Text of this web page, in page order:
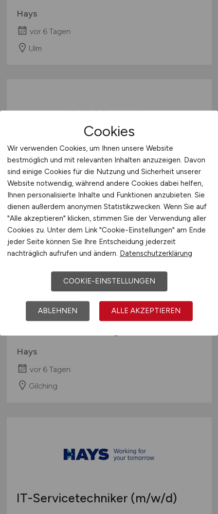
Hays
vor 6 Tagen
Ulm
IT-Teamleiter(m/w/d)
Hays
vor 6 Tagen
Aachen
Hays
vor 6 Tagen
Gilching
IT-Servicetechniker (m/w/d)
Cookies
Wir verwenden Cookies, um Ihnen unsere Website
bestmöglich und mit relevanten Inhalten anzuzeigen. Davon
sind einige Cookies für die Nutzung und Sicherheit unserer
Website notwendig, während andere Cookies dabei helfen,
Ihnen personalisierte Inhalte und Funktionen anzubieten. Sie
dienen außerdem anonymen Statistikzwecken. Wenn Sie auf
"Alle akzeptieren" klicken, stimmen Sie der Verwendung aller
Cookies zu. Unter dem Link "Cookie-Einstellungen" am Ende
jeder Seite können Sie Ihre Entscheidung jederzeit
nachträglich aufrufen und ändern. Datenschutzerklärung
COOKIE-EINSTELLUNGEN
ABLEHNEN ALLE AKZEPTIEREN